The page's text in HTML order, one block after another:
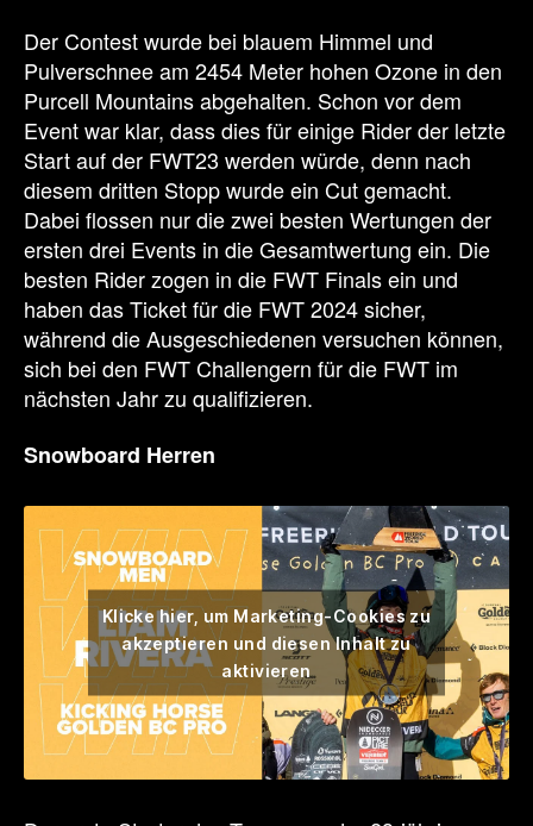
Der Contest wurde bei blauem Himmel und
Pulverschnee am 2454 Meter hohen Ozone in den
Purcell Mountains abgehalten. Schon vor dem
Event war klar, dass dies für einige Rider der letzte
Start auf der FWT23 werden würde, denn nach
diesem dritten Stopp wurde ein Cut gemacht.
Dabei flossen nur die zwei besten Wertungen der
ersten drei Events in die Gesamtwertung ein. Die
besten Rider zogen in die FWT Finals ein und
haben das Ticket für die FWT 2024 sicher,
während die Ausgeschiedenen versuchen können,
sich bei den FWT Challengern für die FWT im
nächsten Jahr zu qualifizieren.
Snowboard Herren
Klicke hier, um Marketing-Cookies zu
akzeptieren und diesen Inhalt zu
aktivieren